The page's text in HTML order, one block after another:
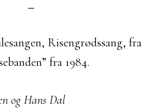
Risengrødssang, fra
fra 1984.
og Hans Dal